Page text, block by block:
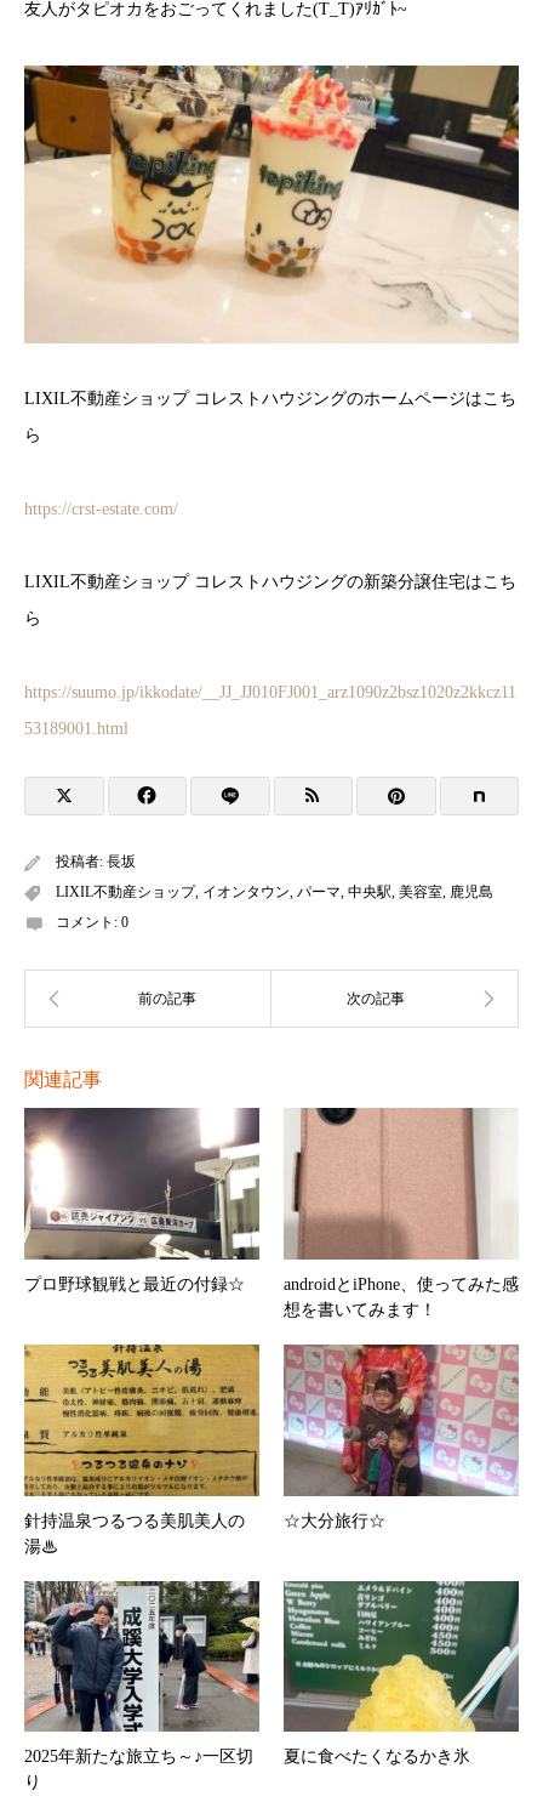
友人がタピオカをおごってくれました(T_T)ｱﾘｶﾞﾄ~
LIXIL不動産ショップ コレストハウジングのホームページはこち
ら
https://crst-estate.com/
LIXIL不動産ショップ コレストハウジングの新築分譲住宅はこち
ら
https://suumo.jp/ikkodate/__JJ_JJ010FJ001_arz1090z2bsz1020z2kkcz11
53189001.html
投稿者: 長坂
LIXIL不動産ショップ, イオンタウン, パーマ, 中央駅, 美容室, 鹿児島
コメント: 0
関連記事
プロ野球観戦と最近の付録☆
androidとiPhone、使ってみた感
想を書いてみます！
針持温泉つるつる美肌美人の
湯♨
☆大分旅行☆
2025年新たな旅立ち～♪一区切
り
夏に食べたくなるかき氷